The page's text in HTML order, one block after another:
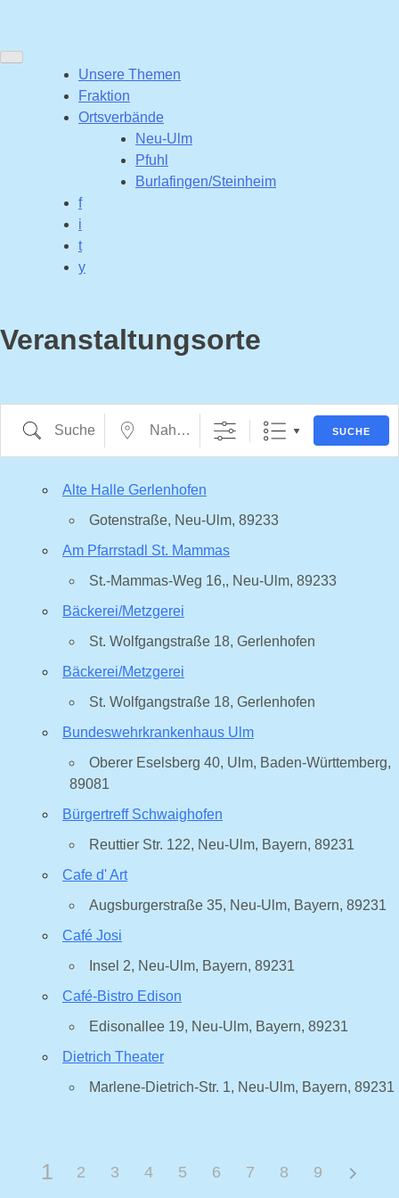
Unsere Themen
Fraktion
Ortsverbände
Neu-Ulm
Pfuhl
Burlafingen/Steinheim
f
i
t
y
Veranstaltungsorte
Suche Nahe ... SUCHE
Alte Halle Gerlenhofen
Gotenstraße, Neu-Ulm, 89233
Am Pfarrstadl St. Mammas
St.-Mammas-Weg 16,, Neu-Ulm, 89233
Bäckerei/Metzgerei
St. Wolfgangstraße 18, Gerlenhofen
Bäckerei/Metzgerei
St. Wolfgangstraße 18, Gerlenhofen
Bundeswehrkrankenhaus Ulm
Oberer Eselsberg 40, Ulm, Baden-Württemberg,
89081
Bürgertreff Schwaighofen
Reuttier Str. 122, Neu-Ulm, Bayern, 89231
Cafe d' Art
Augsburgerstraße 35, Neu-Ulm, Bayern, 89231
Café Josi
Insel 2, Neu-Ulm, Bayern, 89231
Café-Bistro Edison
Edisonallee 19, Neu-Ulm, Bayern, 89231
Dietrich Theater
Marlene-Dietrich-Str. 1, Neu-Ulm, Bayern, 89231
1 2 3 4 5 6 7 8 9